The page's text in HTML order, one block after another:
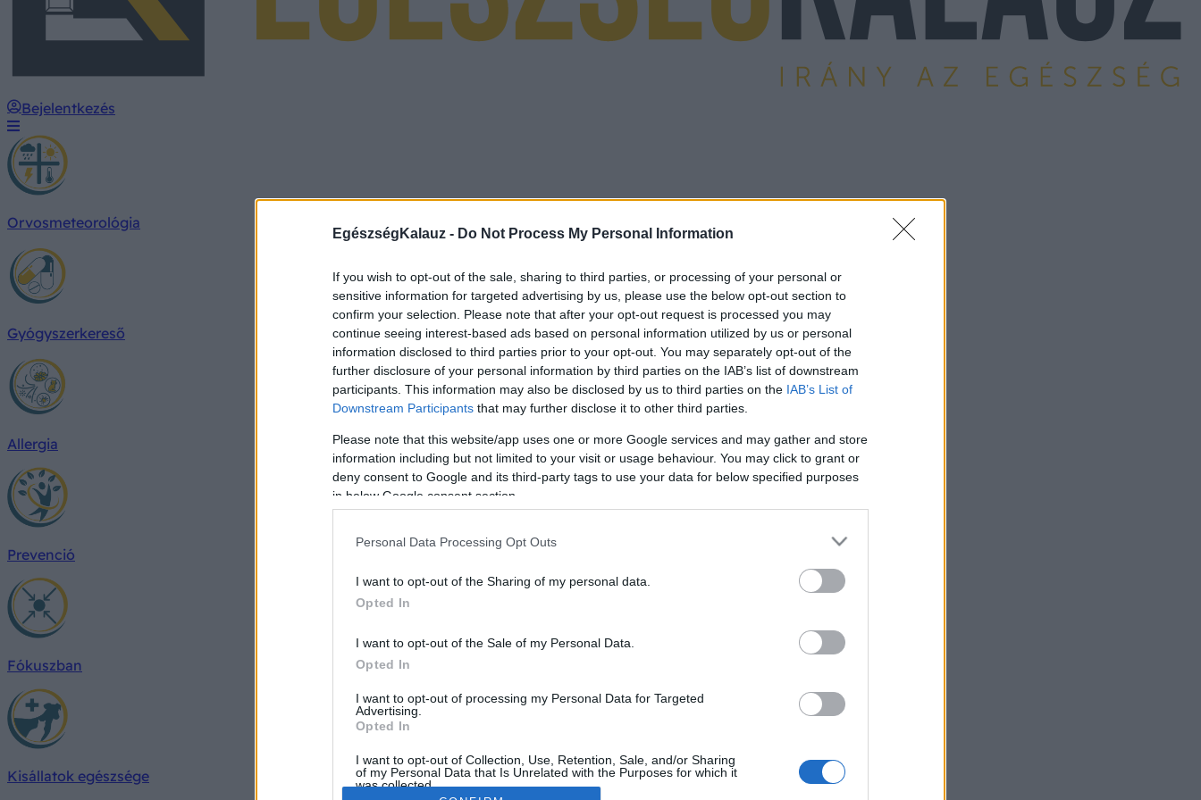
EgészségKalauz - Do Not Process My Personal Information
If you wish to opt-out of the sale, sharing to third parties, or processing of your personal or
sensitive information for targeted advertising by us, please use the below opt-out section to
confirm your selection. Please note that after your opt-out request is processed you may
continue seeing interest-based ads based on personal information utilized by us or personal
information disclosed to third parties prior to your opt-out. You may separately opt-out of the
further disclosure of your personal information by third parties on the IAB’s list of downstream
participants. This information may also be disclosed by us to third parties on the IAB’s List of
Downstream Participants that may further disclose it to other third parties.
Please note that this website/app uses one or more Google services and may gather and store
information including but not limited to your visit or usage behaviour. You may click to grant or
deny consent to Google and its third-party tags to use your data for below specified purposes
in below Google consent section.
Personal Data Processing Opt Outs
I want to opt-out of the Sharing of my personal data.
Opted In
I want to opt-out of the Sale of my Personal Data.
Opted In
I want to opt-out of processing my Personal Data for Targeted
Advertising.
Opted In
I want to opt-out of Collection, Use, Retention, Sale, and/or Sharing
of my Personal Data that Is Unrelated with the Purposes for which it
was collected.
Bejelentkezés
Orvosmeteorológia
Gyógyszerkereső
Allergia
Prevenció
Fókuszban
Kisállatok egészsége